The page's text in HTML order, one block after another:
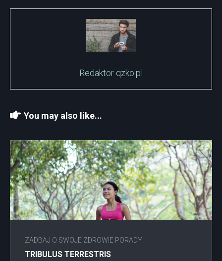
Redaktor qzko.pl
You may also like...
ZADBAJ O SWOJE ZDROWIE PORADY
TRIBULUS TERRESTRIS